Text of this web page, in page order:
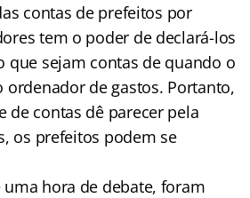
contas de prefeitos por
tem o poder de declará-los
que sejam contas de quando o
de gastos. Portanto,
de contas dê parecer pela
os prefeitos podem se
hora de debate, foram